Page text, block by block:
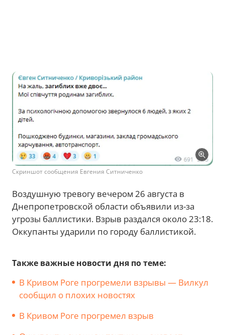
Скриншот сообщения Евгения Ситниченко
Воздушную тревогу вечером 26 августа в
Днепропетровской области объявили из-за
угрозы баллистики. Взрыв раздался около 23:18.
Оккупанты ударили по городу баллистикой.
Также важные новости дня по теме:
В Кривом Роге прогремели взрывы — Вилкул
сообщил о плохих новостях
В Кривом Роге прогремел взрыв